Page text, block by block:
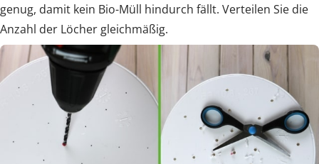
genug, damit kein Bio-Müll hindurch fällt. Verteilen Sie die
Anzahl der Löcher gleichmäßig.